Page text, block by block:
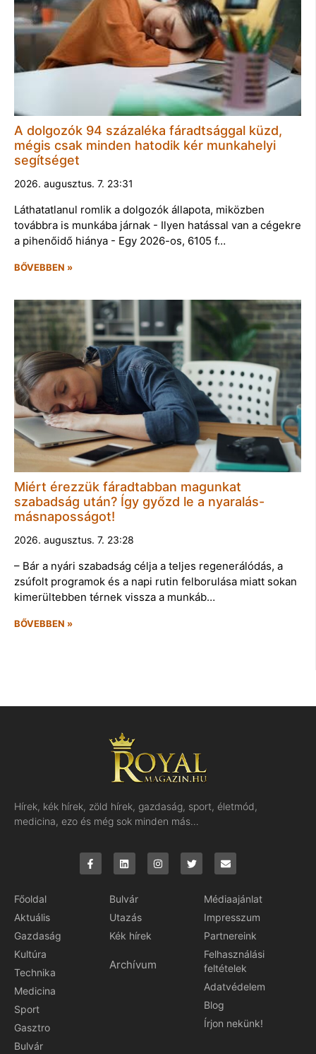
A dolgozók 94 százaléka fáradtsággal küzd,
mégis csak minden hatodik kér munkahelyi
segítséget
2026. augusztus. 7. 23:31
Láthatatlanul romlik a dolgozók állapota, miközben
továbbra is munkába járnak - Ilyen hatással van a cégekre
a pihenőidő hiánya - Egy 2026-os, 6105 f…
BŐVEBBEN »
Miért érezzük fáradtabban magunkat
szabadság után? Így győzd le a nyaralás-
másnaposságot!
2026. augusztus. 7. 23:28
– Bár a nyári szabadság célja a teljes regenerálódás, a
zsúfolt programok és a napi rutin felborulása miatt sokan
kimerültebben térnek vissza a munkáb…
BŐVEBBEN »
Hírek, kék hírek, zöld hírek, gazdaság, sport, életmód,
medicina, ezo és még sok minden más…
Főoldal
Aktuális
Gazdaság
Kultúra
Technika
Medicina
Sport
Gasztro
Bulvár
Bulvár
Utazás
Kék hírek
Archívum
Médiaajánlat
Impresszum
Partnereink
Felhasználási
feltételek
Adatvédelem
Blog
Írjon nekünk!